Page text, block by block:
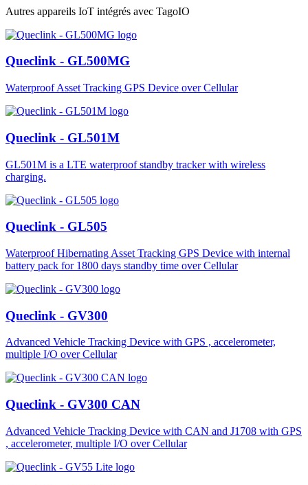
Autres appareils IoT intégrés avec TagoIO
Queclink - GL500MG
Waterproof Asset Tracking GPS Device over Cellular
Queclink - GL501M
GL501M is a LTE waterproof standby tracker with wireless
charging.
Queclink - GL505
Waterproof Hibernating Asset Tracking GPS Device with internal
battery pack for 1800 days standby time over Cellular
Queclink - GV300
Advanced Vehicle Tracking Device with GPS , accelerometer,
multiple I/O over Cellular
Queclink - GV300 CAN
Advanced Vehicle Tracking Device with CAN and J1708 with GPS
, accelerometer, multiple I/O over Cellular